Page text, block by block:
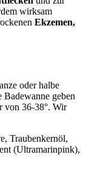
wirksam
Ekzemen,
oder halbe
Badewanne geben
von 36-38°. Wir
Traubenkernöl,
(Ultramarinpink),